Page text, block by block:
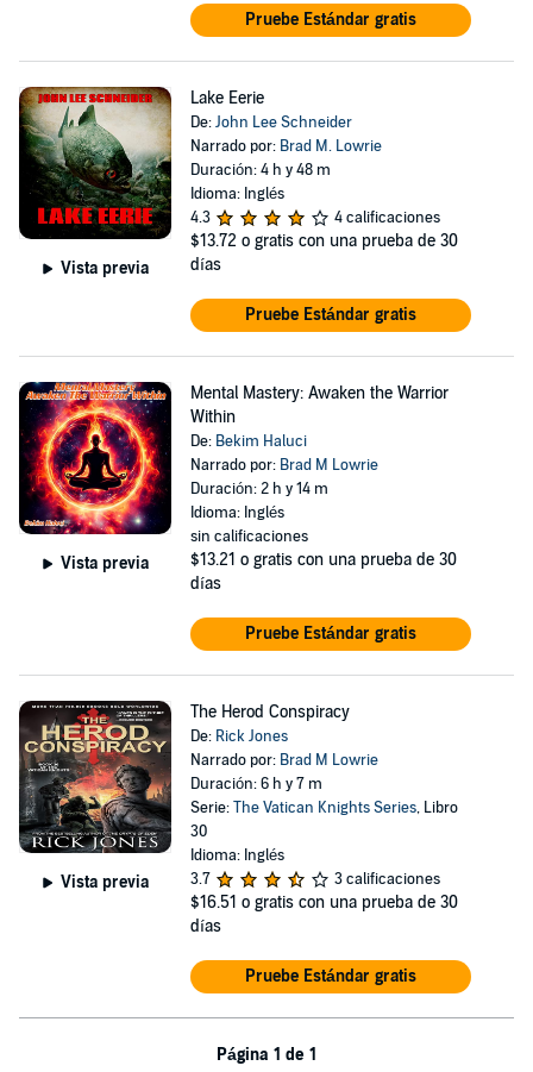
Pruebe Estándar gratis
Vista previa
Lake Eerie
De:John Lee Schneider
Narrado por: Brad M. Lowrie
Duración: 4 h y 48 m
Idioma: Inglés
4.3
4 calificaciones
$13.72 o gratis con una prueba de 30
días
Pruebe Estándar gratis
Vista previa
Mental Mastery: Awaken the Warrior
Within
De: Bekim Haluci
Narrado por: Brad M Lowrie
Duración: 2 h y 14 m
Idioma: Inglés
sin calificaciones
$13.21 o gratis con una prueba de 30
días
Pruebe Estándar gratis
Vista previa
The Herod Conspiracy
De: Rick Jones
Narrado por: Brad M Lowrie
Duración: 6 h y 7 m
Serie:The Vatican Knights Series, Libro
30
Idioma: Inglés
3.7
3 calificaciones
$16.51 o gratis con una prueba de 30
días
Pruebe Estándar gratis
Página 1 de 1